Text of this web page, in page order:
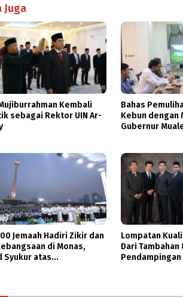
Juga
Kembali
sebagai Rektor UIN Ar-
Bahas
Kebun dengan
Gubernur
Jemaah Hadiri Zikir dan
di Monas,
Syukur atas
Lompatan
Dari
Pendampingan